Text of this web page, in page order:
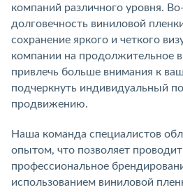
компаний различного уровня.
долговечность виниловой
сохранение яркого и четкого
компании на продолжительное
привлечь больше внимания к
подчеркнуть индивидуальный
продвижению.
Наша команда специалистов
опытом, что позволяет
профессиональное
использованием виниловой